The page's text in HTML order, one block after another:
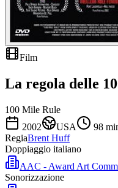
Film
La regola delle
100 Mile Rule
2002
USA 98
RegiaBrent Huff
Doppiaggio italiano
AAC - Award Art
Sonorizzazione